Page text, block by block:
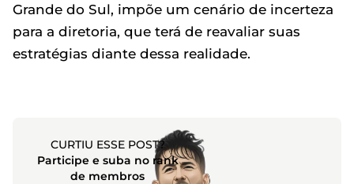
Grande do Sul, impõe um cenário de incerteza
para a diretoria, que terá de reavaliar suas
estratégias diante dessa realidade.
CURTIU ESSE POST?
Participe e suba no rank
de membros